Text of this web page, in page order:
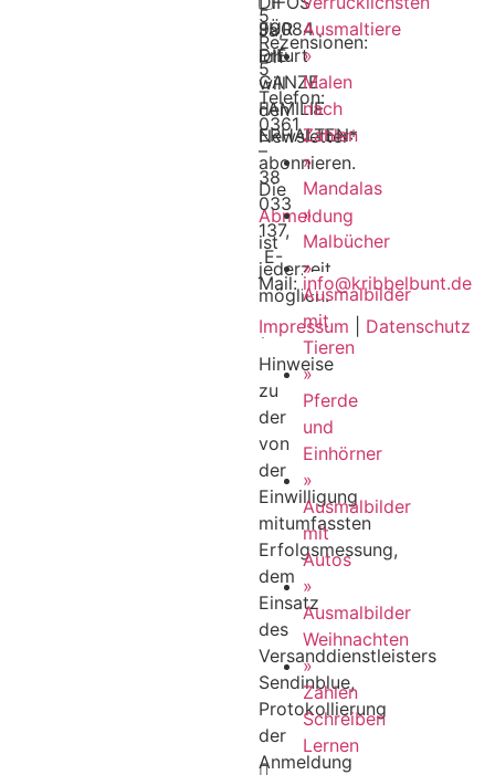
FÜR
DIE
GANZE
FAMILIE
ERHALTEN:
Ja,
ich
will
den
Newsletter*
abonnieren.
Die
Abmeldung
ist
jederzeit
möglich.
*
Hinweise
zu
der
von
der
Einwilligung
mitumfassten
Erfolgsmessung,
dem
Einsatz
des
Versanddienstleisters
Sendinblue,
Protokollierung
der
Anmeldung
99084
Erfurt
Telefon:
0361
–
38
033
137,
E-
Mail:info@kribbelbunt.de
Impressum
Datenschutz
Ausmaltiere
»
Malen
nach
Zahlen
»
Mandalas
»
Malbücher
»
Ausmalbilder
mit
Tieren
»
Pferde
und
Einhörner
»
Ausmalbilder
mit
Autos
»
Ausmalbilder
Weihnachten
»
Zahlen
Schreiben
Lernen
5
Rezensionen:
5